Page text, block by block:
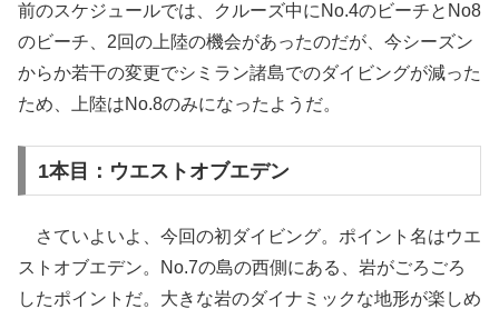
前のスケジュールでは、クルーズ中にNo.4のビーチとNo8
のビーチ、2回の上陸の機会があったのだが、今シーズン
からか若干の変更でシミラン諸島でのダイビングが減った
ため、上陸はNo.8のみになったようだ。
1本目：ウエストオブエデン
さていよいよ、今回の初ダイビング。ポイント名はウエ
ストオブエデン。No.7の島の西側にある、岩がごろごろ
したポイントだ。大きな岩のダイナミックな地形が楽しめ